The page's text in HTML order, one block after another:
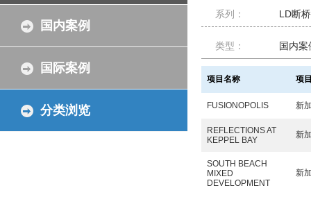
国内案例
国际案例
分类浏览
系列： LD断
类型： 国内案
项目名称 项
FUSIONOPOLIS 新
REFLECTIONS AT
KEPPEL BAY
新
SOUTH BEACH
MIXED
DEVELOPMENT
新